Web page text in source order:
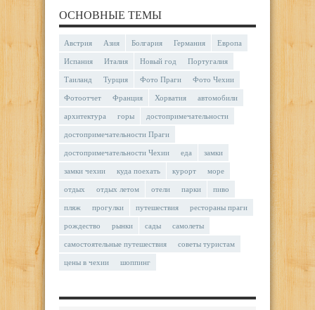
ОСНОВНЫЕ ТЕМЫ
Австрия Азия Болгария Германия Европа
Испания Италия Новый год Португалия
Таиланд Турция Фото Праги Фото Чехии
Фотоотчет Франция Хорватия автомобили
архитектура горы достопримечательности
достопримечательности Праги
достопримечательности Чехии еда замки
замки чехии куда поехать курорт море
отдых отдых летом отели парки пиво
пляж прогулки путешествия рестораны праги
рождество рынки сады самолеты
самостоятельные путешествия советы туристам
цены в чехии шоппинг